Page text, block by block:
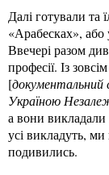
Далі готували та
«Арабесках»,
Ввечері разом
професії. Із
[документальний
Україною
а вони
усі викладуть,
подивились.